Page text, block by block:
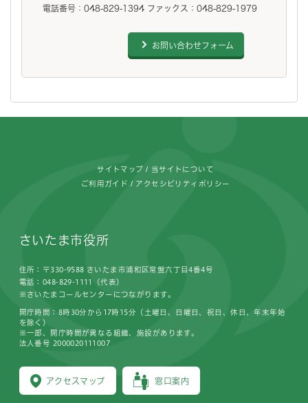
電話番号：048-829-1394 ファックス：048-829-1979
お問い合わせフォーム
サイトマップ 当サイトについて
ご利用ガイド アクセシビリティポリシー
さいたま市役所
住所：〒330-9588 さいたま市浦和区常盤六丁目4番4号
電話：048-829-1111（代表）
※さいたまコールセンターにつながります。
アクセスマップ 窓口案内
開庁時間：8時30分から17時15分（土曜日、日曜日、祝日、休日、年末年始
を除く）
※一部、開庁時間が異なる組織、施設があります。
法人番号 2000020111007